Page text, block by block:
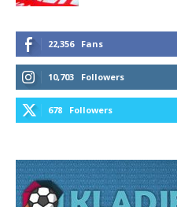
22,356 Fans
10,703 Followers
678 Followers